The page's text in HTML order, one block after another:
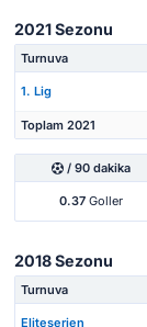
2021 Sezonu
Turnuva
1. Lig
Toplam 2021
/ 90 dakika
0.37 Goller
2018 Sezonu
Turnuva
Eliteserien